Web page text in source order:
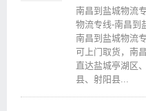
南昌到盐城物流
物流专线-南昌到
南昌到盐城物流
可上门取货，南
直达盐城亭湖区
县、射阳县...